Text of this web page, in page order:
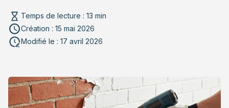
Temps de lecture : 13 min
Création : 15 mai 2026
Modifié le : 17 avril 2026